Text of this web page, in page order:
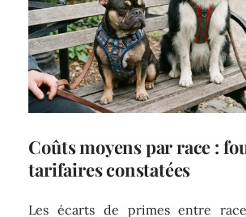
Coûts moyens par race :
tarifaires constatées
Les écarts de primes entre